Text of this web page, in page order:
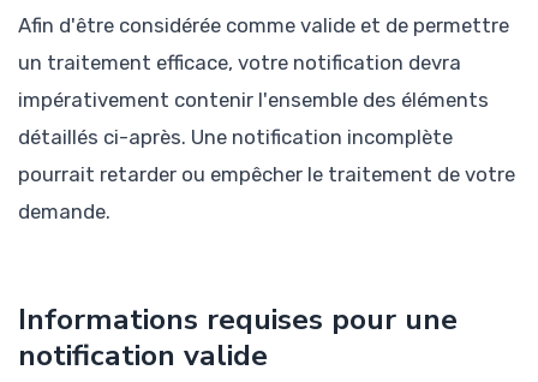
Afin d'être considérée comme valide et de permettre
un traitement efficace, votre notification devra
impérativement contenir l'ensemble des éléments
détaillés ci-après. Une notification incomplète
pourrait retarder ou empêcher le traitement de votre
demande.
Informations requises pour une
notification valide